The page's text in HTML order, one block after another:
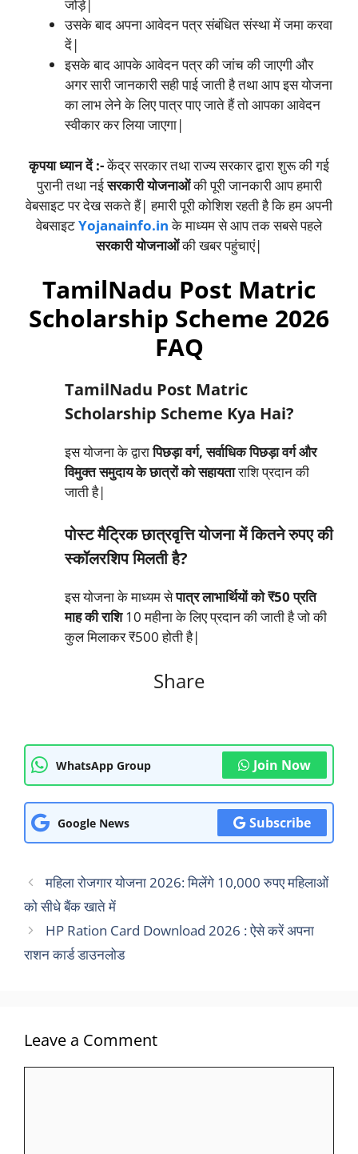
जोड़ें|
उसके बाद अपना आवेदन पत्र संबंधित संस्था में जमा करवा
दें|
इसके बाद आपके आवेदन पत्र की जांच की जाएगी और
अगर सारी जानकारी सही पाई जाती है तथा आप इस योजना
का लाभ लेने के लिए पात्र पाए जाते हैं तो आपका आवेदन
स्वीकार कर लिया जाएगा|
कृपया ध्यान दें :-केंद्र सरकार तथा राज्य सरकार द्वारा शुरू की गई
पुरानी तथा नईसरकारी योजनाओंकी पूरी जानकारी आप हमारी
वेबसाइट पर देख सकते हैं| हमारी पूरी कोशिश रहती है कि हम अपनी
वेबसाइटYojanainfo.inके माध्यम से आप तक सबसे पहले
सरकारी योजनाओंकी खबर पहुंचाएं|
TamilNadu Post Matric
Scholarship Scheme 2026
FAQ
TamilNadu Post Matric
Scholarship Scheme Kya Hai?
इस योजना के द्वारापिछड़ा वर्ग, सर्वाधिक पिछड़ा वर्ग और
विमुक्त समुदाय के छात्रों को सहायताराशि प्रदान की
जाती है|
पोस्ट मैट्रिक छात्रवृत्ति योजना में कितने रुपए की
स्कॉलरशिप मिलती है?
इस योजना के माध्यम सेपात्र लाभार्थियों को ₹50 प्रति
माह की राशि10 महीना के लिए प्रदान की जाती है जो की
कुल मिलाकर ₹500 होती है|
Share
WhatsApp Group Join Now
Google News Subscribe
महिला रोजगार योजना 2026: मिलेंगे 10,000 रुपए महिलाओं
को सीधे बैंक खाते में
HP Ration Card Download 2026 : ऐसे करें अपना
राशन कार्ड डाउनलोड
Leave a Comment